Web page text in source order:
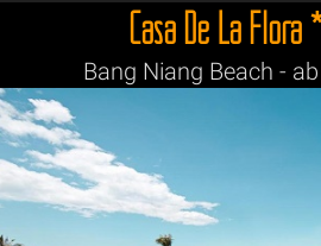
Casa De La
Bang Niang Beach -